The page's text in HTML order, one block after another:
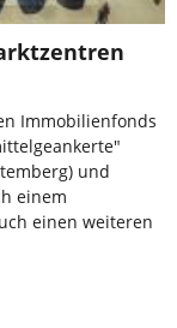
Immobilienfonds
und
einem
einen weiteren